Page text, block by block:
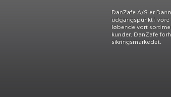
DanZafe A/S er
udgangspunkt i
løbende vort
kunder. DanZafe
sikringsmarkedet.